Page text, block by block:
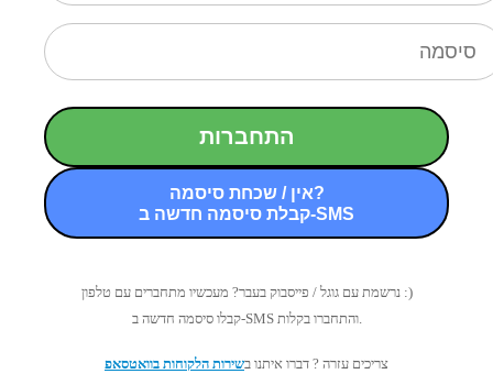
התחברות
אין / שכחת סיסמה?
קבלת סיסמה חדשה ב-SMS
נרשמת עם גוגל / פייסבוק בעבר? מעכשיו מתחברים עם טלפון :)
קבלו סיסמה חדשה ב-SMS והתחברו בקלות.
צריכים עזרה ? דברו איתנו בשירות הלקוחות בוואטסאפ